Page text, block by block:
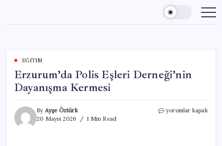
content
EĞITIM
Erzurum’da Polis Eşleri Derneği’nin
Dayanışma Kermesi
By Ayşe Öztürk
20 Mayıs 2026
1 Min Read
Erzurum’da
yorumlar kapalı